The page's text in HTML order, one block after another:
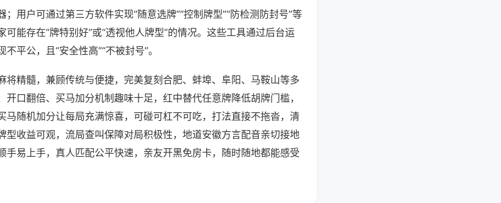
用户可通过第三方软件实现“随意选牌”“控制牌型”“防检测防封号”等
能存在“牌特别好”或“透视他人牌型”的情况。这些工具通过后台运
平公，且“安全性高”“不被封号”。
将精髓，兼顾传统与便捷，完美复刻合肥、蚌埠、阜阳、马鞍山等多
口翻倍、买马加分机制趣味十足，红中替代任意牌降低胡牌门槛，
马随机加分让每局充满惊喜，可碰可杠不可吃，打法直接不拖沓，清
型收益可观，流局查叫保障对局积极性，地道安徽方言配音亲切接地
手易上手，真人匹配公平快速，亲友开黑免房卡，随时随地都能感受